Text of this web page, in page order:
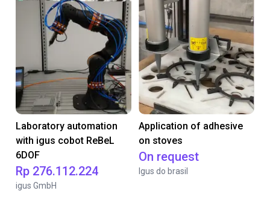
Laboratory automation
with igus cobot ReBeL
6DOF
Rp 276.112.224
igus GmbH
Application of adhesive
on stoves
On request
Igus do brasil